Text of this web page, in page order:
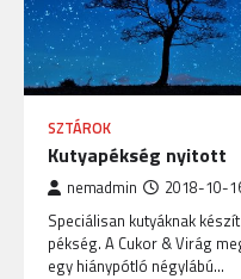
SZTÁROK
Kutyapékség nyitott
nemadmin 2018-10-
Speciálisan kutyáknak
pékség. A Cukor & Virág
egy hiánypótló négylábú…